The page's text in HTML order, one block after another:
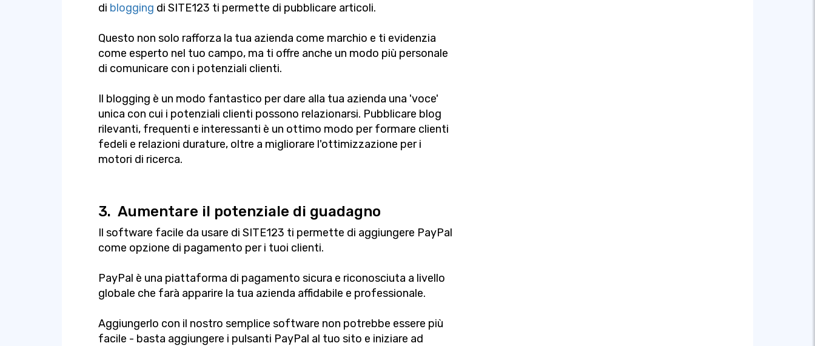
di blogging di SITE123 ti permette di pubblicare articoli.
Questo non solo rafforza la tua azienda come marchio e ti evidenzia
come esperto nel tuo campo, ma ti offre anche un modo più personale
di comunicare con i potenziali clienti.
Il blogging è un modo fantastico per dare alla tua azienda una 'voce'
unica con cui i potenziali clienti possono relazionarsi. Pubblicare blog
rilevanti, frequenti e interessanti è un ottimo modo per formare clienti
fedeli e relazioni durature, oltre a migliorare l'ottimizzazione per i
motori di ricerca.
3. Aumentare il potenziale di guadagno
Il software facile da usare di SITE123 ti permette di aggiungere PayPal
come opzione di pagamento per i tuoi clienti.
PayPal è una piattaforma di pagamento sicura e riconosciuta a livello
globale che farà apparire la tua azienda affidabile e professionale.
Aggiungerlo con il nostro semplice software non potrebbe essere più
facile - basta aggiungere i pulsanti PayPal al tuo sito e iniziare ad